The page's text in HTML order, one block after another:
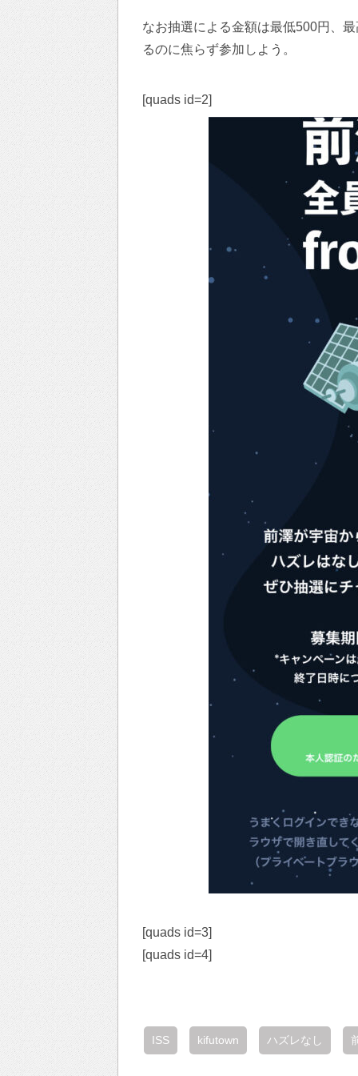
なお抽選による金額は最低500円、
るのに焦らず参加しよう。
[quads id=2]
[quads id=3]
[quads id=4]
ISS kifutown ハズレなし